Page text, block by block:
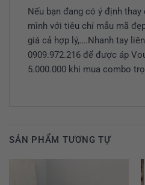
Nếu bạn đang có ý định
mình với tiêu chí mẫu mã
giá cả hợp lý,….Nhanh tay
0909.972.216 để được áp
5.000.000 khi mua combo
SẢN PHẨM TƯƠNG TỰ